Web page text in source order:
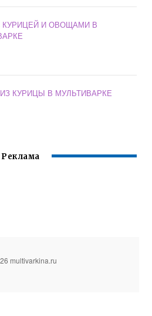
КУРИЦЕЙ И ОВОЩАМИ В
КУРИЦЫ В МУЛЬТИВАРКЕ
Реклама
multivarkina.ru